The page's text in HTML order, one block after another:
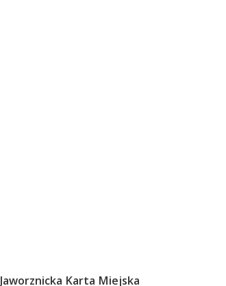
Jaworznicka Karta Miejska